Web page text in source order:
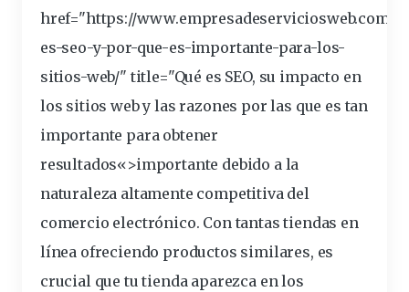
href="https://www.empresadeserviciosweb.com/
es-seo-y-por-que-es-importante-para-los-
sitios-web/" title="Qué es SEO, su impacto en
los sitios web y las razones por las que es tan
importante para obtener
resultados«>importante debido a la
naturaleza altamente competitiva del
comercio electrónico. Con tantas tiendas en
línea ofreciendo productos similares, es
crucial que tu tienda aparezca en los